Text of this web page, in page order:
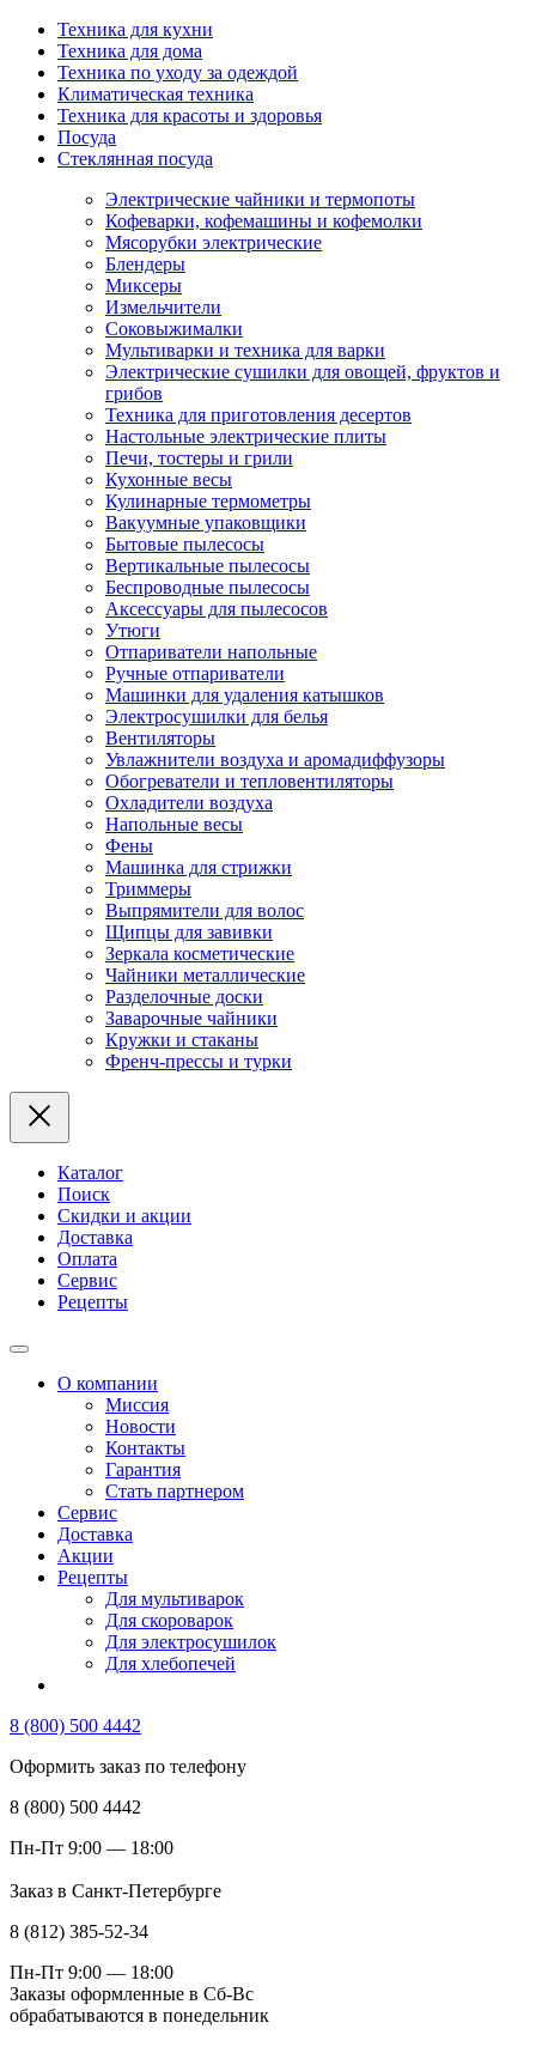
Техника для кухни
Техника для дома
Техника по уходу за одеждой
Климатическая техника
Техника для красоты и здоровья
Посуда
Стеклянная посуда
Электрические чайники и термопоты
Кофеварки, кофемашины и кофемолки
Мясорубки электрические
Блендеры
Миксеры
Измельчители
Соковыжималки
Мультиварки и техника для варки
Электрические сушилки для овощей, фруктов и
грибов
Техника для приготовления десертов
Настольные электрические плиты
Печи, тостеры и грили
Кухонные весы
Кулинарные термометры
Вакуумные упаковщики
Бытовые пылесосы
Вертикальные пылесосы
Беспроводные пылесосы
Аксессуары для пылесосов
Утюги
Отпариватели напольные
Ручные отпариватели
Машинки для удаления катышков
Электросушилки для белья
Вентиляторы
Увлажнители воздуха и аромадиффузоры
Обогреватели и тепловентиляторы
Охладители воздуха
Напольные весы
Фены
Машинка для стрижки
Триммеры
Выпрямители для волос
Щипцы для завивки
Зеркала косметические
Чайники металлические
Разделочные доски
Заварочные чайники
Кружки и стаканы
Френч-прессы и турки
Каталог
Поиск
Скидки и акции
Доставка
Оплата
Сервис
Рецепты
О компании
Миссия
Новости
Контакты
Гарантия
Стать партнером
Сервис
Доставка
Акции
Рецепты
Для мультиварок
Для скороварок
Для электросушилок
Для хлебопечей
8 (800) 500 4442
Оформить заказ по телефону
8 (800) 500 4442
Пн-Пт 9:00 — 18:00
Заказ в Санкт-Петербурге
8 (812) 385-52-34
Пн-Пт 9:00 — 18:00
Заказы оформленные в Сб-Вс
обрабатываются в понедельник